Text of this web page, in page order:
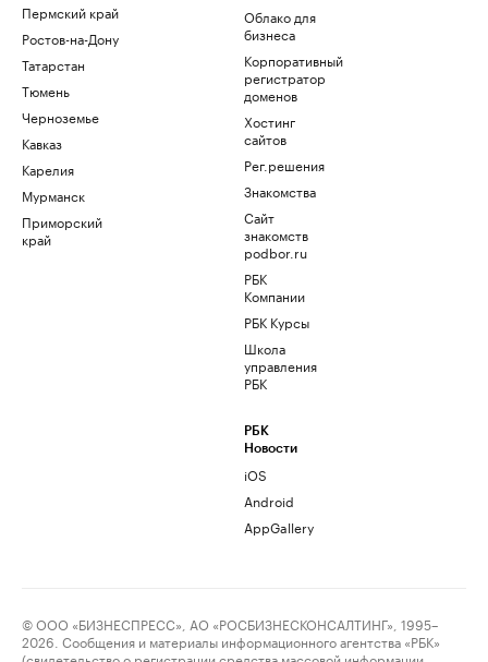
Пермский край
Ростов-на-Дону
Татарстан
Тюмень
Черноземье
Кавказ
Карелия
Мурманск
Приморский
край
Облако для
бизнеса
Корпоративный
регистратор
доменов
Хостинг
сайтов
Рег.решения
Знакомства
Сайт
знакомств
podbor.ru
РБК
Компании
РБК Курсы
Школа
управления
РБК
РБК
Новости
iOS
Android
AppGallery
© ООО «БИЗНЕСПРЕСС», АО «РОСБИЗНЕСКОНСАЛТИНГ», 1995–
2026. Сообщения и материалы информационного агентства «РБК»